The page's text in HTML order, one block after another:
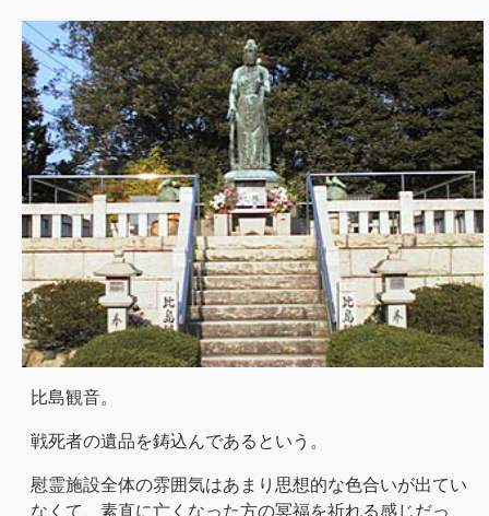
比島観音。
戦死者の遺品を鋳込んであるという。
慰霊施設全体の雰囲気はあまり思想的な色合いが出てい
なくて、素直に亡くなった方の冥福を祈れる感じだっ